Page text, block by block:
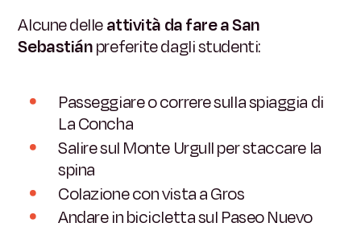
Alcune delleattività da fare a San
Sebastiánpreferite dagli studenti:
Passeggiare o correre sulla spiaggia di
La Concha
Salire sul Monte Urgull per staccare la
spina
Colazione con vista a Gros
Andare in bicicletta sul Paseo Nuevo